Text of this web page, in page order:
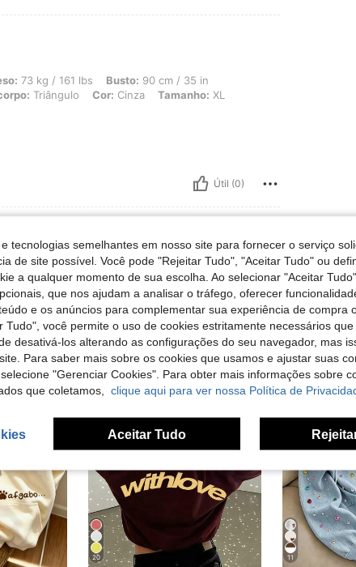
lbs, Busto: 90 cm / 35 in, Cintura: 80 cm / 31 in, Ancas: 100 cm / 39 in,
73 kg / 161 lbs Busto: 90 cm / 35 in
Triângulo Cor: Cinza Tamanho: XL
Útil (0)
20 11
tecnologias semelhantes em nosso site para fornecer o serviço
de site possível. Você pode "Rejeitar Tudo", "Aceitar Tudo" ou
a qualquer momento de sua escolha. Ao selecionar "Aceitar
que nos ajudam a analisar o tráfego, oferecer
e os anúncios para complementar sua experiência de compra
Tudo", você permite o uso de cookies estritamente necessários
desativá-los alterando as configurações do seu navegador, mas
Para saber mais sobre os cookies que usamos e ajustar suas
"Gerenciar Cookies". Para obter mais informações sobre
que coletamos, clique aqui para ver nossa Política de
Aceitar Tudo